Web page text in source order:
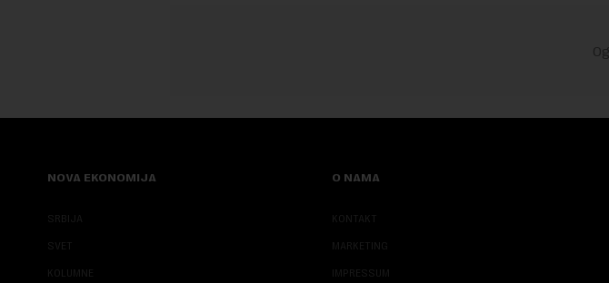
NOVA EKONOMIJA
SRBIJA
SVET
KOLUMNE
O NAMA
KONTAKT
MARKETING
IMPRESSUM